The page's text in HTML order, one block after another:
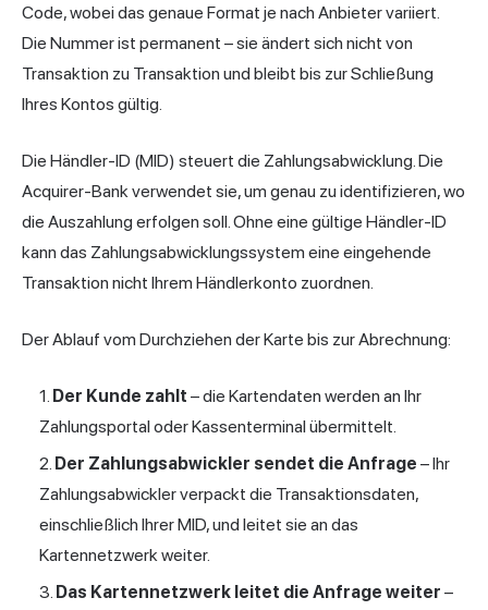
Code, wobei das genaue Format je nach Anbieter variiert.
Die Nummer ist permanent – sie ändert sich nicht von
Transaktion zu Transaktion und bleibt bis zur Schließung
Ihres Kontos gültig.
Die Händler-ID (MID) steuert die Zahlungsabwicklung. Die
Acquirer-Bank verwendet sie, um genau zu identifizieren, wo
die Auszahlung erfolgen soll. Ohne eine gültige Händler-ID
kann das Zahlungsabwicklungssystem eine eingehende
Transaktion nicht Ihrem Händlerkonto zuordnen.
Der Ablauf vom Durchziehen der Karte bis zur Abrechnung:
Der Kunde zahlt – die Kartendaten werden an Ihr
Zahlungsportal oder Kassenterminal übermittelt.
Der Zahlungsabwickler sendet die Anfrage – Ihr
Zahlungsabwickler verpackt die Transaktionsdaten,
einschließlich Ihrer MID, und leitet sie an das
Kartennetzwerk weiter.
Das Kartennetzwerk leitet die Anfrage weiter –